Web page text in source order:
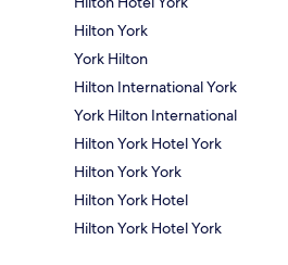
Hilton York
York Hilton
Hilton International York
York Hilton International
Hilton York Hotel York
Hilton York York
Hilton York Hotel
Hilton York Hotel York